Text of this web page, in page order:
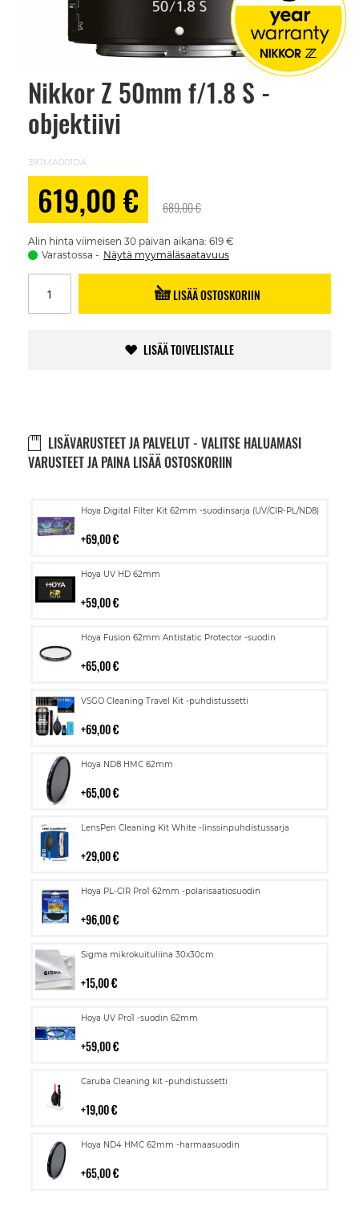
Nikkor Z 50mm f/1.8 S -
objektiivi
39JMA001DA
619,00 € 689,00 €
Alin hinta viimeisen 30 päivän aikana: 619 €
Varastossa
Näytä myymäläsaatavuus
LISÄÄ OSTOSKORIIN
LISÄÄ TOIVELISTALLE
LISÄVARUSTEET JA PALVELUT - VALITSE HALUAMASI
VARUSTEET JA PAINA LISÄÄ OSTOSKORIIN
Hoya Digital Filter Kit 62mm -suodinsarja (UV/CIR-PL/ND8)
69,00 €
Lisää
Hoya UV HD 62mm
59,00 €
Lisää
Hoya Fusion 62mm Antistatic Protector -suodin
65,00 €
Lisää
VSGO Cleaning Travel Kit -puhdistussetti
69,00 €
Lisää
Hoya ND8 HMC 62mm
65,00 €
Lisää
LensPen Cleaning Kit White -linssinpuhdistussarja
29,00 €
Lisää
Hoya PL-CIR Pro1 62mm -polarisaatiosuodin
96,00 €
Lisää
Sigma mikrokuituliina 30x30cm
15,00 €
Lisää
Hoya UV Pro1 -suodin 62mm
59,00 €
Lisää
Caruba Cleaning kit -puhdistussetti
19,00 €
Lisää
Hoya ND4 HMC 62mm -harmaasuodin
65,00 €
Lisää
Skip
beginning
images
gallery